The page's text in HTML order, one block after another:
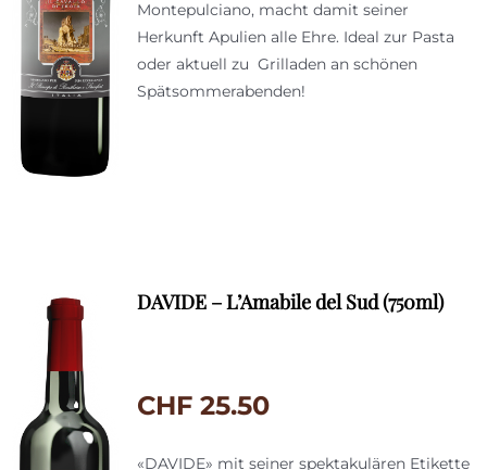
Montepulciano, macht damit seiner
Herkunft Apulien alle Ehre. Ideal zur Pasta
oder aktuell zu Grilladen an schönen
Spätsommerabenden!
DAVIDE – L’Amabile del Sud (750ml)
CHF 25.50
«DAVIDE» mit seiner spektakulären Etikette